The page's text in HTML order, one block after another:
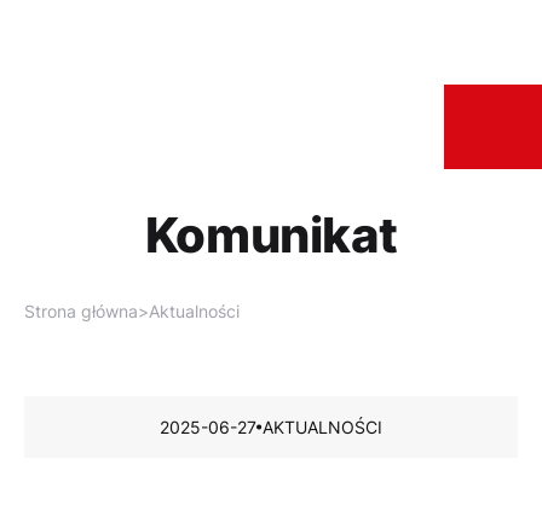
Komunikat
Strona główna>Aktualności
2025-06-27 AKTUALNOŚCI